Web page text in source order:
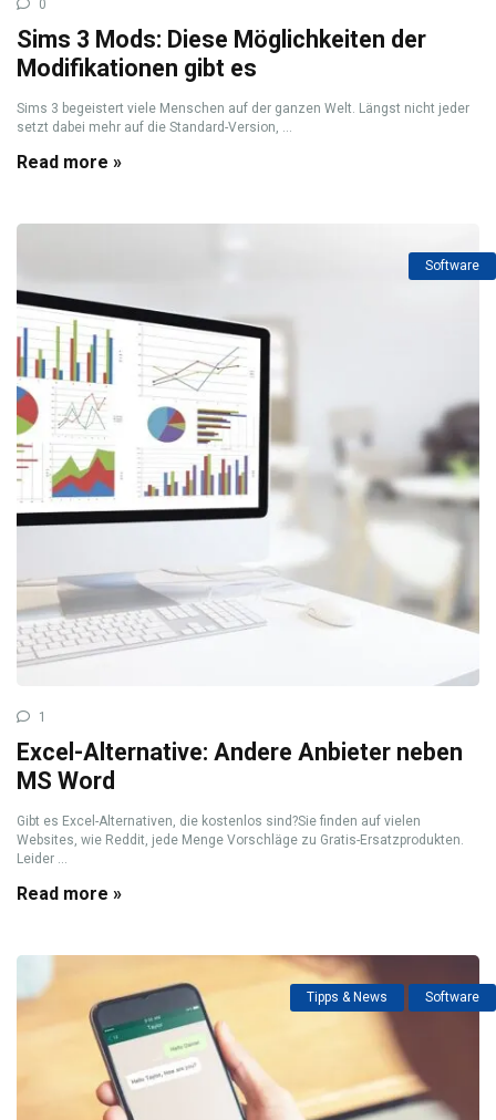
0
Sims 3 Mods: Diese Möglichkeiten der
Modifikationen gibt es
Sims 3 begeistert viele Menschen auf der ganzen Welt. Längst nicht jeder
setzt dabei mehr auf die Standard-Version, ...
Read more »
Software
1
Excel-Alternative: Andere Anbieter neben
MS Word
Gibt es Excel-Alternativen, die kostenlos sind?Sie finden auf vielen
Websites, wie Reddit, jede Menge Vorschläge zu Gratis-Ersatzprodukten.
Leider ...
Read more »
Tipps & News Software